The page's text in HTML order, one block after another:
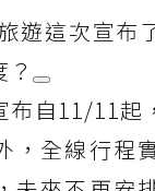
遊這次宣布
布自11/11起
，全線行程